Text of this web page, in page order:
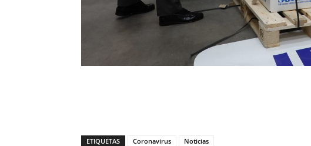
ETIQUETAS Coronavirus Noticias